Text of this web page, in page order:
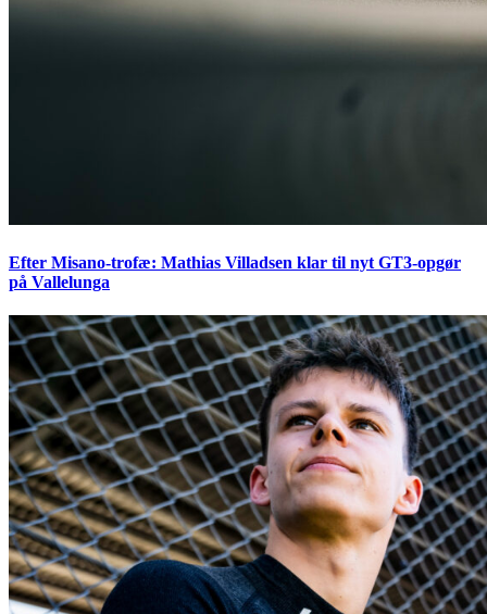
Efter Misano-trofæ: Mathias Villadsen klar til nyt GT3-opgør
på Vallelunga